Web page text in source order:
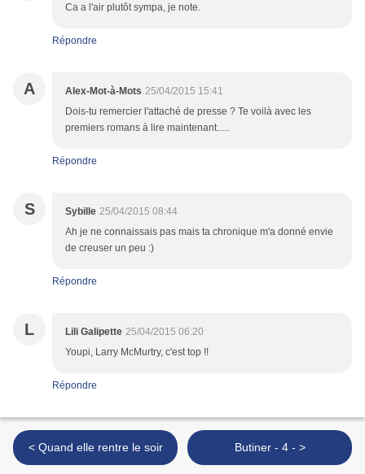
Ca a l'air plutôt sympa, je note.
Répondre
A Alex-Mot-à-Mots 25/04/2015 15:41
Dois-tu remercier l'attaché de presse ? Te voilà avec les
premiers romans à lire maintenant.....
Répondre
S Sybille 25/04/2015 08:44
Ah je ne connaissais pas mais ta chronique m'a donné envie
de creuser un peu :)
Répondre
L Lili Galipette 25/04/2015 06:20
Youpi, Larry McMurtry, c'est top !!
Répondre
< Quand elle rentre le soir Butiner - 4 - >